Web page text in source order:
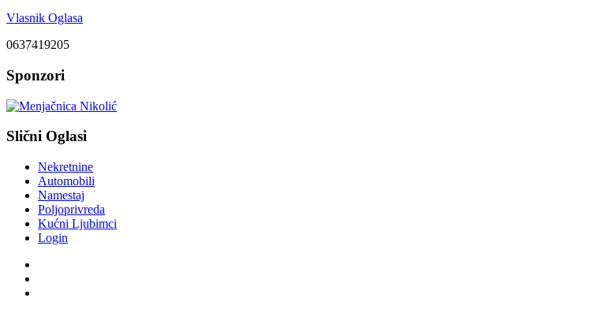
Vlasnik Oglasa
0637419205
Sponzori
Slični Oglasi
Nekretnine
Automobili
Namestaj
Poljoprivreda
Kućni Ljubimci
Login